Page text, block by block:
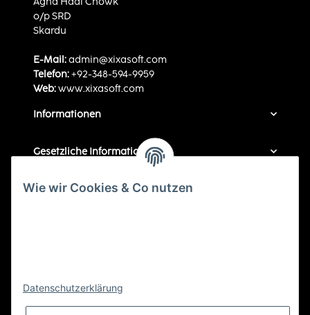
o/p SRD
Skardu
E-Mail:admin@xixasoft.com
Telefon:+92-348-594-9959
Web:www.xixasoft.com
Informationen
Gesetzliche Informationen
Bequem bezahlen
Versand durch
Wie wir Cookies & Co nutzen
Datenschutzerklärung